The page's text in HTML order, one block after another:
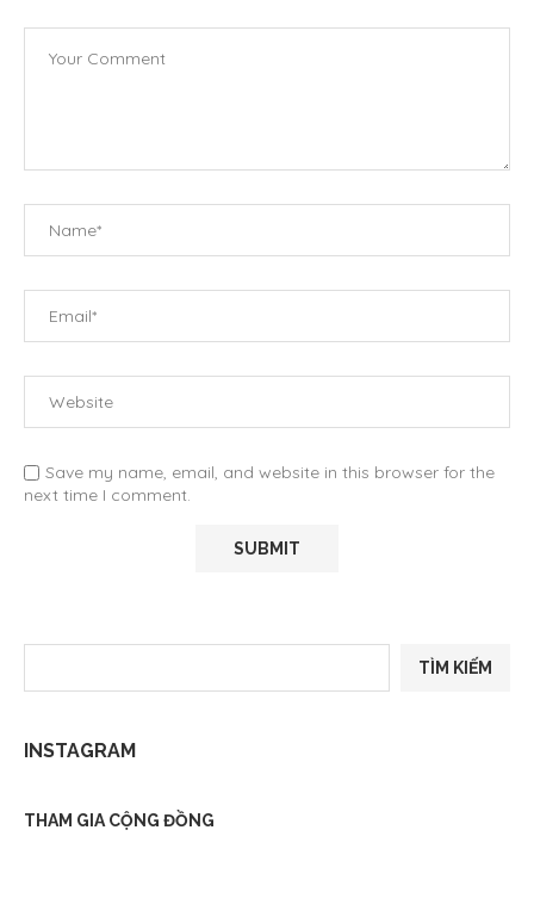
Save my name, email, and website in this browser for the
next time I comment.
TÌM KIẾM
INSTAGRAM
THAM GIA CỘNG ĐỒNG